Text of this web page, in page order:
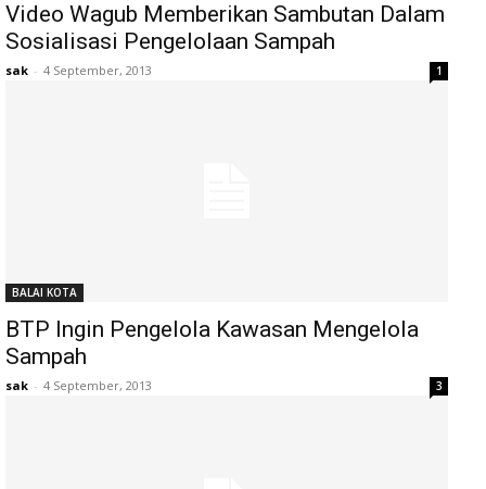
Video Wagub Memberikan Sambutan Dalam
Sosialisasi Pengelolaan Sampah
sak - 4 September, 2013 1
BALAI KOTA
BTP Ingin Pengelola Kawasan Mengelola
Sampah
sak - 4 September, 2013 3